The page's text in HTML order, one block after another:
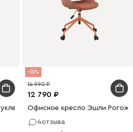
Светло-серый/Черный
15
12 790
14 990
Офисное кресло Эшли
4отзыва